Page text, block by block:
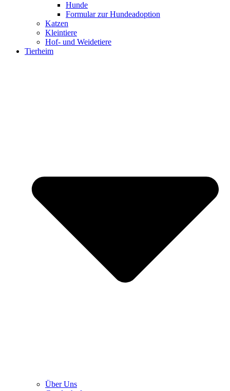
Hunde
Formular zur Hundeadoption
Katzen
Kleintiere
Hof- und Weidetiere
Tierheim
Über Uns